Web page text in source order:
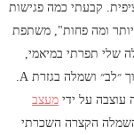
קבעתי כמה פגישות
ומה פחות", משתפת
שלי תפרתי במיאמי,
ארה״ב- היה לי חשוב שהיא תהיה ייחודית ועדינה, מחוך ״לב״ ושמלה בגזרת A.
על ידי מעצב
הקצרה השכרתי